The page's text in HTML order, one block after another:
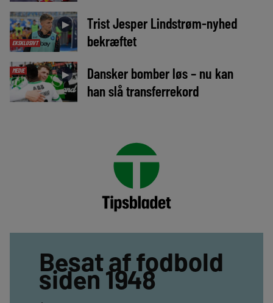
EKSKLUSIVT
►
Trist Jesper Lindstrøm-nyhed
bekræftet
MEDIE ►
Dansker bomber løs – nu kan
han slå transferrekord
Besat af fodbold
siden 1948